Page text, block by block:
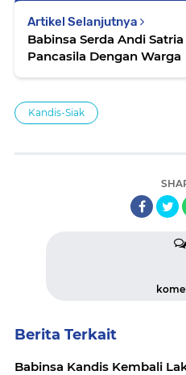
Artikel Selanjutnya
Babinsa Serda Andi
Pancasila Dengan Warga
Kandis-Siak
Berita Terkait
Babinsa Kandis Kembali